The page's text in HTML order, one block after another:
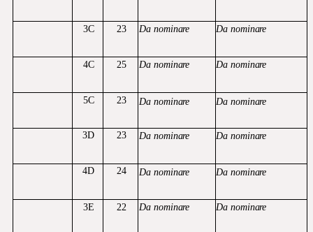
3C 23 Da nominare Da nominare
4C 25 Da nominare Da nominare
5C 23 Da nominare Da nominare
3D 23 Da nominare Da nominare
4D 24 Da nominare Da nominare
3E 22 Da nominare Da nominare